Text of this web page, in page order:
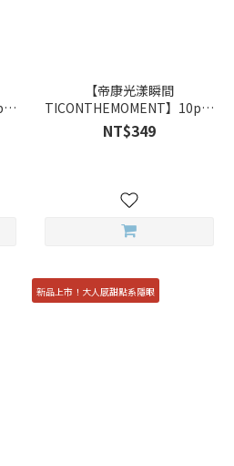
【帝康光漾瞬間
TICONTHEMOMENT】10pcs
星河月璃 Iris 彩色日拋
NT$349
新品上市！大人感甜點系隱眼